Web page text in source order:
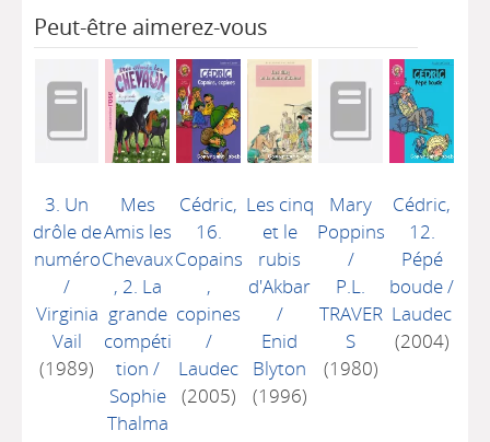
Peut-être aimerez-vous
3. Un
drôle de
numéro
/
Virginia
Vail
(1989)
Mes
Amis les
Chevaux
, 2. La
grande
compéti
tion /
Sophie
Thalma
Cédric,
16.
Copains
,
copines
/
Laudec
(2005)
Les cinq
et le
rubis
d'Akbar
/
Enid
Blyton
(1996)
Mary
Poppins
/
P.L.
TRAVER
S
(1980)
Cédric,
12.
Pépé
boude/
Laudec
(2004)